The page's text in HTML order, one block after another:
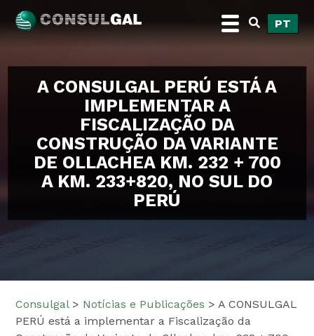
PT
A CONSULGAL PERÚ ESTÁ A
IMPLEMENTAR A
FISCALIZAÇÃO DA
CONSTRUÇÃO DA VARIANTE
DE OLLACHEA KM. 232 + 700
A KM. 233+820, NO SUL DO
PERÚ
Consulgal > Notícias e Publicações >A CONSULGAL
PERÚ está a implementar a Fiscalização da